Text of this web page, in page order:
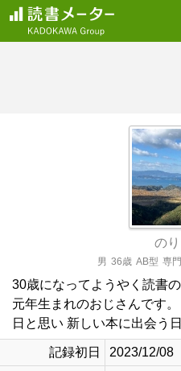
の
男 36歳 AB型 専
30歳になってようやく読書
元年生まれのおじさんです
日と思い 新しい本に出会う
記録初日
2023/12/08